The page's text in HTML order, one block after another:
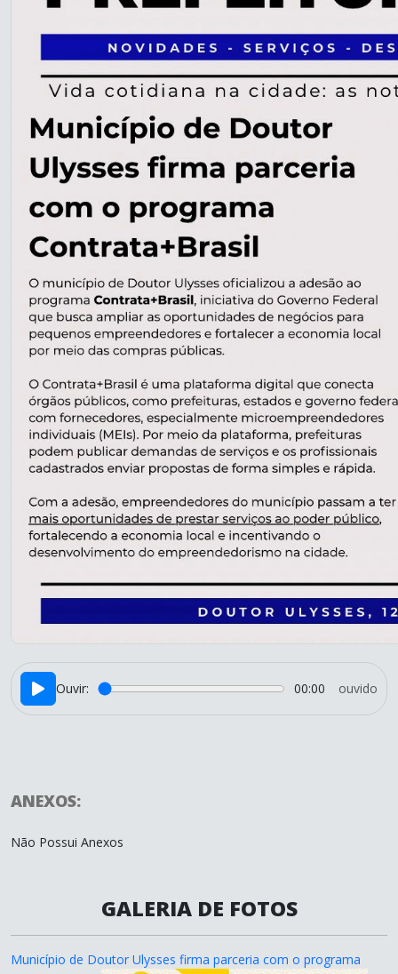
Ouvir: 00:00 ouvido
ANEXOS:
Não Possui Anexos
GALERIA DE FOTOS
Município de Doutor Ulysses firma parceria com o programa